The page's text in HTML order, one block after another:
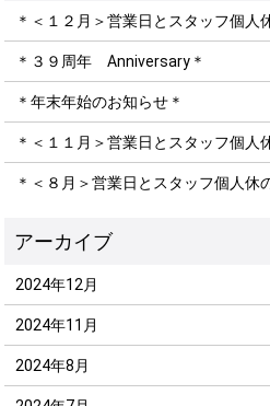
＊＜１２月＞営業日とスタッフ個人
＊３９周年 Anniversary＊
＊年末年始のお知らせ＊
＊＜１１月＞営業日とスタッフ個人
＊＜８月＞営業日とスタッフ個人休
2024年12月
2024年11月
2024年8月